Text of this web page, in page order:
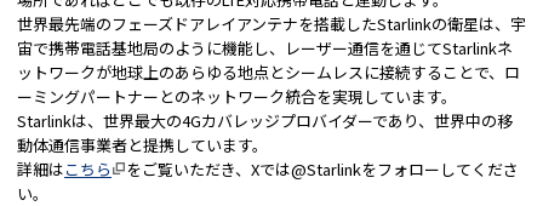
世界最先端のフェーズドアレイアンテナを搭載したStarlinkの衛星は、宇
宙で携帯電話基地局のように機能し、レーザー通信を通じてStarlinkネ
ットワークが地球上のあらゆる地点とシームレスに接続することで、ロ
ーミングパートナーとのネットワーク統合を実現しています。
Starlinkは、世界最大の4Gカバレッジプロバイダーであり、世界中の移
動体通信事業者と提携しています。
詳細はこちら
をご覧いただき、Xでは@Starlinkをフォローしてくださ
い。